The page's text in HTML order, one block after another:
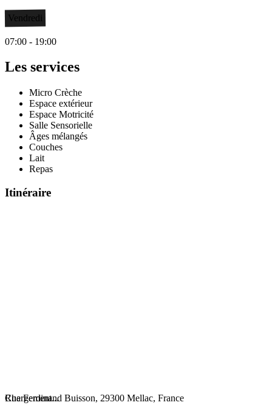
Vendredi
07:00 - 19:00
Les services
Micro Crèche
Espace extérieur
Espace Motricité
Salle Sensorielle
Âges mélangés
Couches
Lait
Repas
Itinéraire
Chargement...
Rue Ferdinand Buisson, 29300 Mellac, France